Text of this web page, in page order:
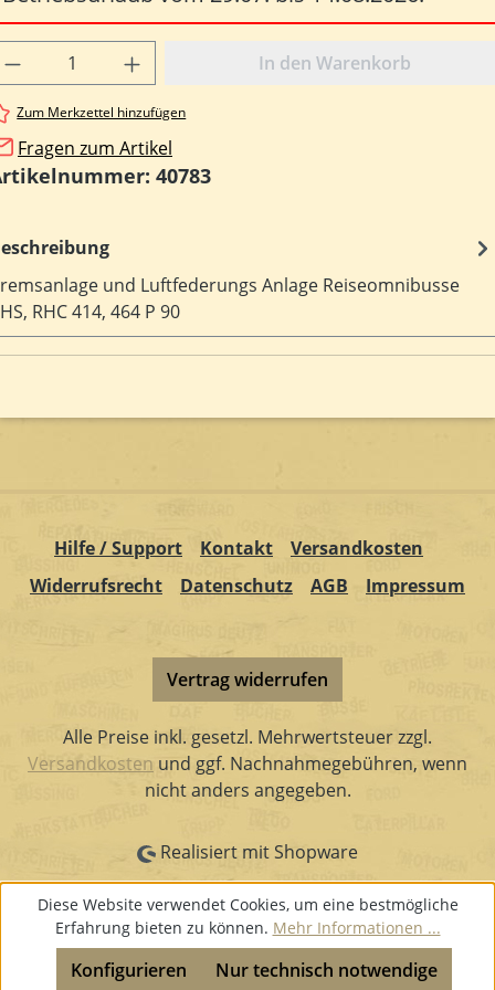
Anzahl: Gib den gewünschten
In den Warenkorb
Zum Merkzettel hinzufügen
Fragen zum Artikel
40783
und Luftfederungs Anlage Reiseomnibusse
RHC 414, 464 P 90
Hilfe / Support Kontakt
Versandkosten
Widerrufsrecht
Datenschutz AGB Impressum
Vertrag widerrufen
Alle Preise inkl. gesetzl. Mehrwertsteuer zzgl.
Versandkosten und ggf. Nachnahmegebühren, wenn
nicht anders angegeben.
Realisiert mit Shopware
Diese Website verwendet Cookies, um eine bestmögliche
Erfahrung bieten zu können. Mehr Informationen ...
Nur technisch notwendige
Konfigurieren